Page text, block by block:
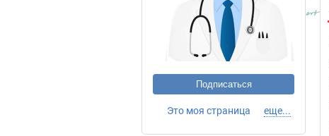
Подписаться
Это моя страница еще...